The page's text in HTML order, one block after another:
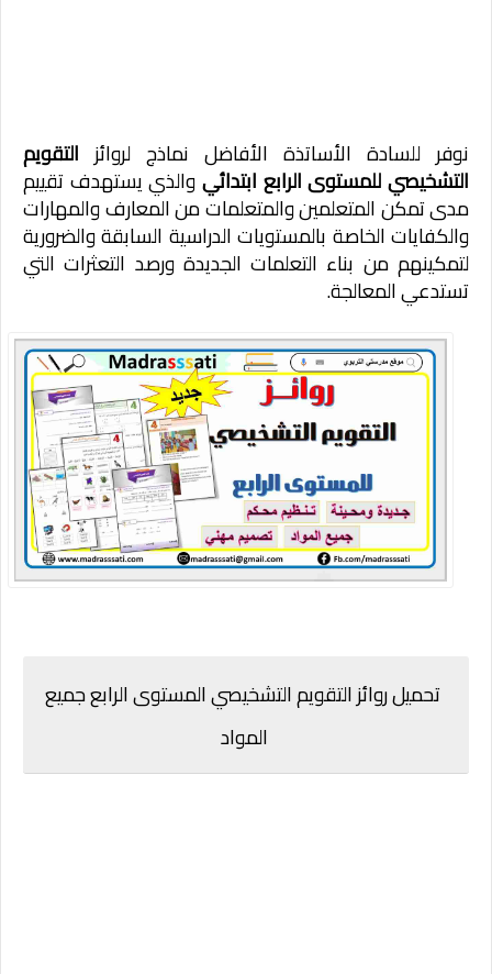
نوفر للسادة الأساتذة الأفاضل نماذج لروائز التقويم
التشخيصي للمستوى الرابع ابتدائيوالذي يستهدف تقييم
مدى تمكن المتعلمين والمتعلمات من المعارف والمهارات
والكفايات الخاصة بالمستويات الدراسية السابقة والضرورية
لتمكينهم من بناء التعلمات الجديدة ورصد التعثرات التي
تستدعي المعالجة.
تحميل روائز التقويم التشخيصي المستوى الرابع جميع
المواد